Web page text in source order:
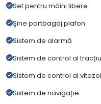
Set pentru mâini libere
Şine portbagaj plafon
Sistem de alarmă
Sistem de control al
Sistem de control al vitezei
Sistem de navigație